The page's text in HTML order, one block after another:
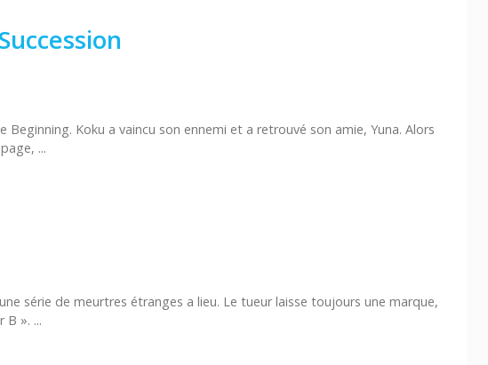
Beginning. Koku a vaincu son ennemi et a retrouvé son amie, Yuna. Alors
...
série de meurtres étranges a lieu. Le tueur laisse toujours une marque,
B ». ...